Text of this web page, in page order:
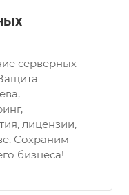
серверных
лицензии,
Сохраним
бизнеса!